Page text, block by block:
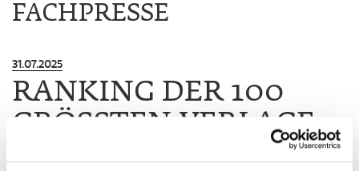
FACHPRESSE
31.07.2025
RANKING DER 100
GRÖSSTEN VERLAGE V
ERÖFFENTLICHT